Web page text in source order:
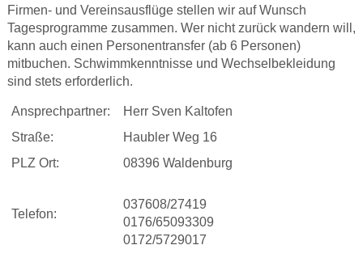
Firmen- und Vereinsausflüge stellen wir auf Wunsch
Tagesprogramme zusammen. Wer nicht zurück wandern will,
kann auch einen Personentransfer (ab 6 Personen)
mitbuchen. Schwimmkenntnisse und Wechselbekleidung
sind stets erforderlich.
Ansprechpartner:
Herr Sven Kaltofen
Straße:
Haubler Weg 16
PLZ Ort:
08396 Waldenburg
Telefon:
037608/27419
0176/65093309
0172/5729017